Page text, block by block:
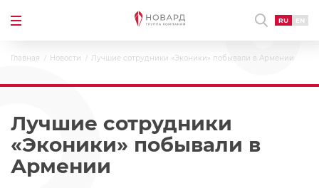
RU EN
Главная Новости Лучшие сотрудники «Эконики» побывали в Армении
Лучшие сотрудники
«Эконики» побывали в
Армении